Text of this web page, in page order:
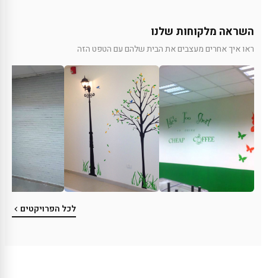
השראה מלקוחות שלנו
ראו איך אחרים מעצבים את הבית שלהם עם הטפט הזה
לכל הפרויקטים